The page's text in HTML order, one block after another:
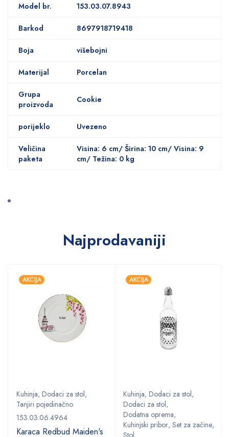
Model br. 153.03.07.8943
Barkod 8697918719418
Boja višebojni
Materijal Porcelan
Grupa
proizvoda
Cookie
porijeklo Uvezeno
Veličina
paketa
Visina: 6 cm/ Širina: 10 cm/ Visina: 9
cm/ Težina: 0 kg
Najprodavaniji
AKCIJA
Kuhinja, Dodaci za stol,
Tanjiri pojedinačno
153.03.06.4964
Karaca Redbud Maiden's
AKCIJA
Kuhinja, Dodaci za stol,
Dodaci za stol,
Dodatna oprema,
Kuhinjski pribor, Set za začine,
Stol